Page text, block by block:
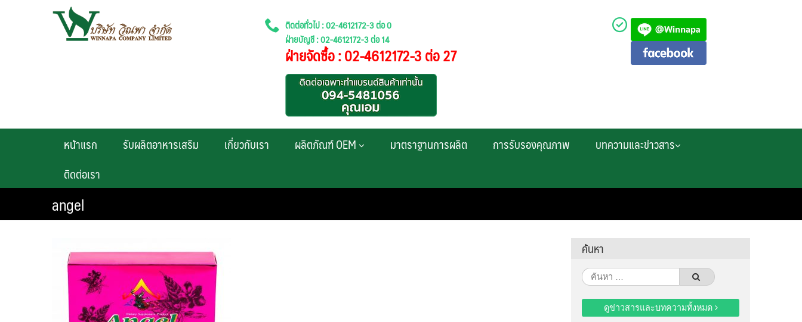
ติดต่อทั่วไป : 02-4612172-3 ต่อ 0
ฝ่ายบัญชี : 02-4612172-3 ต่อ 14
ฝ่ายจัดซื้อ : 02-4612172-3 ต่อ 27
หน้าแรก รับผลิตอาหารเสริม เกี่ยวกับเรา ผลิตภัณฑ์ OEM มาตราฐานการผลิต การรับรองคุณภาพ
บทความและข่าวสาร
ติดต่อเรา
angel
ค้นหา
ค้นหา
สำหรับ:
ดูข่าวสารและบทความทั้งหมด